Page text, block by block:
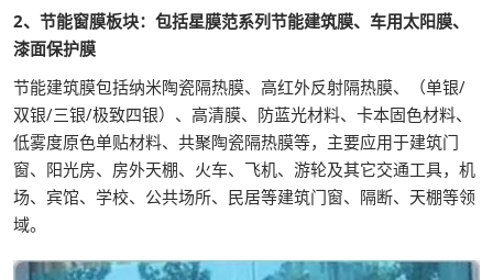
2、节能窗膜板块：包括星膜范系列节能建筑膜、车用太阳膜、
漆面保护膜
节能建筑膜包括纳米陶瓷隔热膜、高红外反射隔热膜、（单银/
双银/三银/极致四银）、高清膜、防蓝光材料、卡本固色材料、
低雾度原色单贴材料、共聚陶瓷隔热膜等，主要应用于建筑门
窗、阳光房、房外天棚、火车、飞机、游轮及其它交通工具，机
场、宾馆、学校、公共场所、民居等建筑门窗、隔断、天棚等领
域。